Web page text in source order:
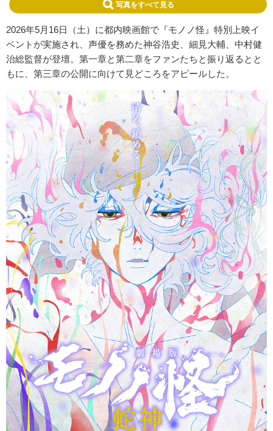
写真をすべて見る
2026年5月16日（土）に都内映画館で『モノノ怪』特別上映イ
ベントが実施され、声優を務めた神谷浩史、細見大輔、中村健
治総監督が登壇。第一章と第二章をファンたちと振り返るとと
もに、第三章の公開に向けて見どころをアピールした。